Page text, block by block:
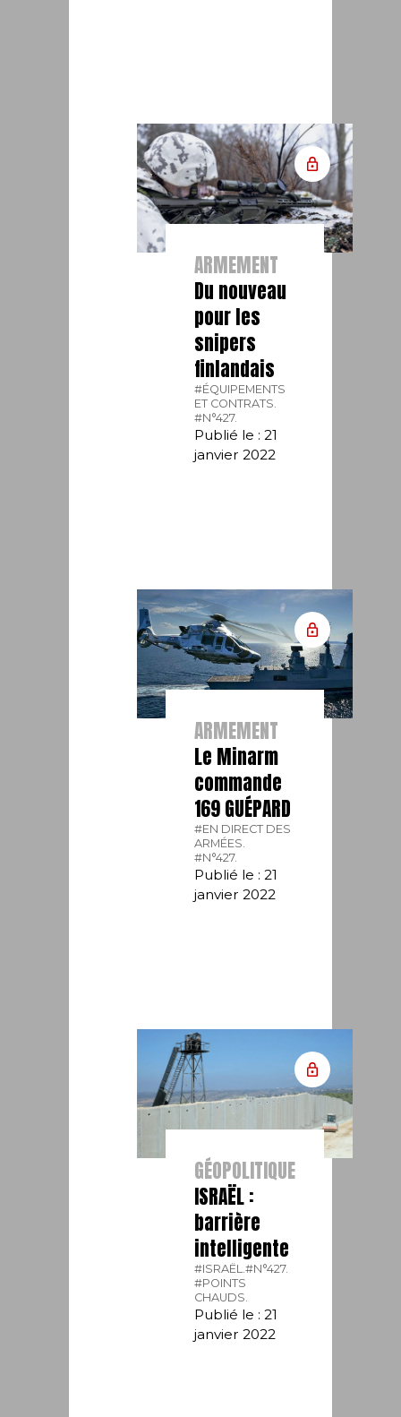
ARMEMENT
Du nouveau
pour les
snipers
finlandais
#ÉQUIPEMENTS
ET CONTRATS.
#N°427.
Publié le : 21
janvier 2022
ARMEMENT
Le Minarm
commande
169 GUÉPARD
#EN DIRECT DES
ARMÉES.
#N°427.
Publié le : 21
janvier 2022
GÉOPOLITIQUE
ISRAËL :
barrière
intelligente
#ISRAËL.#N°427.
#POINTS
CHAUDS.
Publié le : 21
janvier 2022